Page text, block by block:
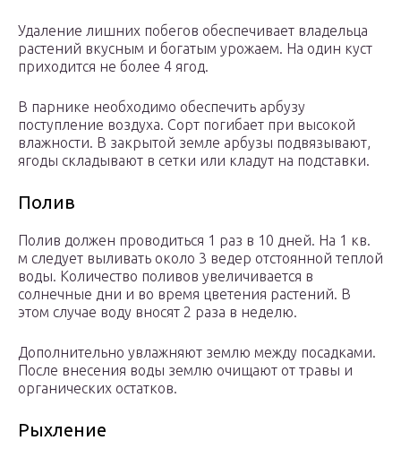
Удаление лишних побегов обеспечивает владельца
растений вкусным и богатым урожаем. На один куст
приходится не более 4 ягод.
В парнике необходимо обеспечить арбузу
поступление воздуха. Сорт погибает при высокой
влажности. В закрытой земле арбузы подвязывают,
ягоды складывают в сетки или кладут на подставки.
Полив
Полив должен проводиться 1 раз в 10 дней. На 1 кв.
м следует выливать около 3 ведер отстоянной теплой
воды. Количество поливов увеличивается в
солнечные дни и во время цветения растений. В
этом случае воду вносят 2 раза в неделю.
Дополнительно увлажняют землю между посадками.
После внесения воды землю очищают от травы и
органических остатков.
Рыхление